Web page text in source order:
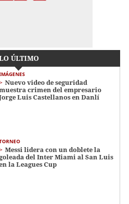
ÚLTIMO
Nuevo video de seguridad
crimen del empresario
Luis Castellanos en Danlí
Messi lidera con un doblete la
del Inter Miami al San Luis
la Leagues Cup